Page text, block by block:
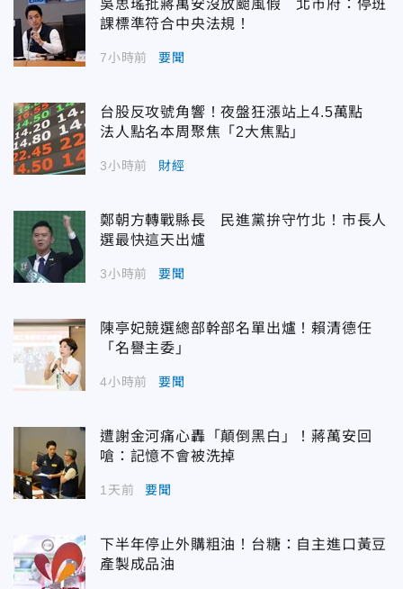
吳思瑤批蔣萬安沒放颱風假 北市府：停班
課標準符合中央法規！
7小時前 要聞
台股反攻號角響！夜盤狂漲站上4.5萬點
法人點名本周聚焦「2大焦點」
3小時前 財經
鄭朝方轉戰縣長 民進黨拚守竹北！市長人
選最快這天出爐
3小時前 要聞
陳亭妃競選總部幹部名單出爐！賴清德任
「名譽主委」
4小時前 要聞
遭謝金河痛心轟「顛倒黑白」！蔣萬安回
嗆：記憶不會被洗掉
1天前 要聞
下半年停止外購粗油！台糖：自主進口黃豆
產製成品油